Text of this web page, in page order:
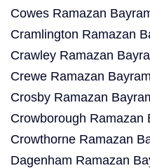
Cowes Ramazan
Cramlington Ramazan
Crawley Ramazan
Crewe Ramazan
Crosby Ramazan
Crowborough Ramazan
Crowthorne Ramazan
Dagenham Ramazan